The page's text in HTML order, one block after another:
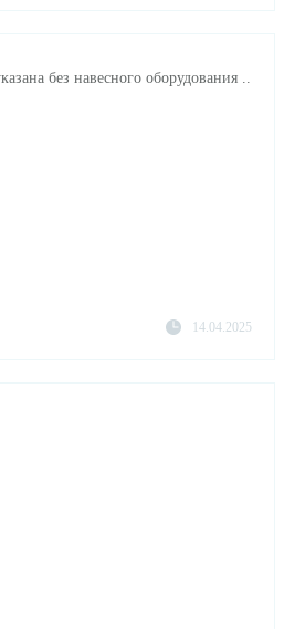
без навесного оборудования ..
14.04.2025